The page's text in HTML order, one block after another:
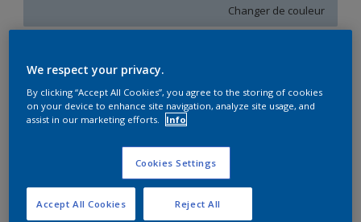
Changer de couleur
Quantité Calculateur de peinture
We respect your privacy.
By clicking “Accept All Cookies”, you agree to the storing of cookies
on your device to enhance site navigation, analyze site usage, and
assist in our marketing efforts.
Info
Cookies Settings
Reject All
Accept All Cookies